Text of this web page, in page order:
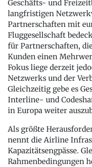
Geschäfts- und
langfristigen
Partnerschaften mit
Fluggesellschaft
für Partnerschaften,
Kunden einen
Fokus liege derzeit
Netzwerks und der
Gleichzeitig gebe es
Interline- und
in Europa weiter
Als größte
nennt die Airline
Kapazitätsengpässe.
Rahmenbedingungen